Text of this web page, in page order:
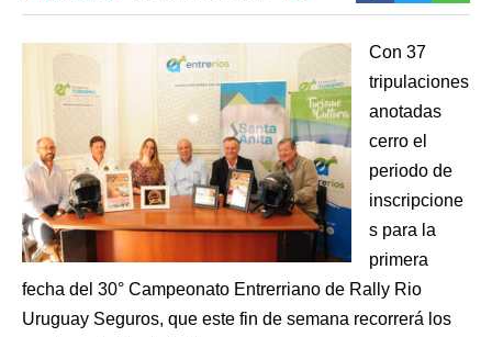
Con 37
tripulaciones
anotadas
cerro el
periodo de
inscripcione
s para la
primera
fecha del 30° Campeonato Entrerriano de Rally Rio
Uruguay Seguros, que este fin de semana recorrerá los